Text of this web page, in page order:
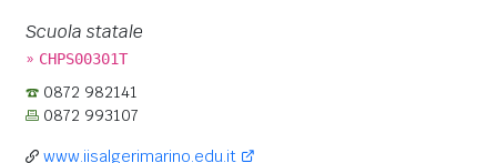
Scuola statale
» CHPS00301T
0872 982141
0872 993107
www.iisalgerimarino.edu.it